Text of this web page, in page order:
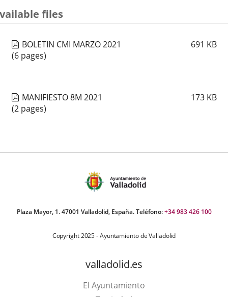
Castilla"files
BOLETIN CMI MARZO 2021 691 KB
(6 pages)
MANIFIESTO 8M 2021 173 KB
(2 pages)
Plaza Mayor, 1. 47001 Valladolid, España. Teléfono:+34 983 426 100
Copyright 2025 - Ayuntamiento de Valladolid
valladolid.es
El Ayuntamiento